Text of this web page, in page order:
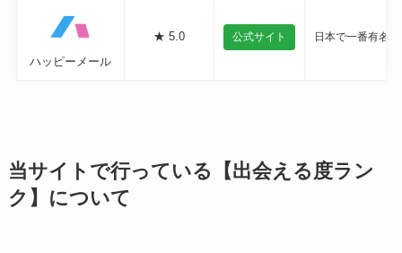
ハッピーメール
★ 5.0 公式サイト 日本で一番有名
当サイトで行っている【出会える度ラン
ク】について